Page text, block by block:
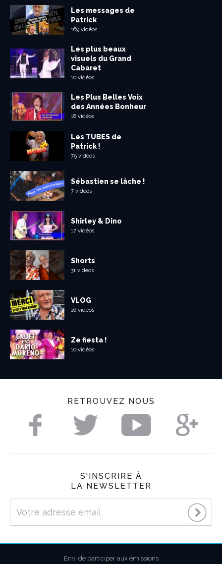
Les messages de
Patrick
169 vidéos
Les plus beaux
visuels du Grand
Cabaret
10 vidéos
Les Plus Belles Voix
des Années Bonheur
18 vidéos
Les TUBES de
Patrick !
75 vidéos
Sébastien se lâche !
7 vidéos
Shirley & Dino
17 vidéos
Shorts
31 vidéos
VLOG
16 vidéos
Ze fiesta !
10 vidéos
RETROUVEZ NOUS
S'INSCRIRE À
LA NEWSLETTER
Envi de participer aux émissions